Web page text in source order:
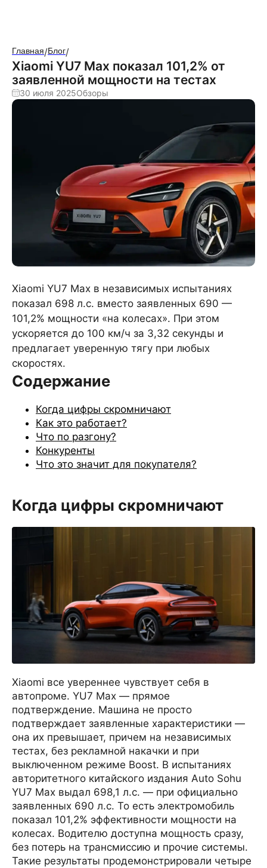
Главная/Блог/
Xiaomi YU7 Max показал 101,2% от
заявленной мощности на тестах
30 июля 2025Обзоры
Xiaomi YU7 Max в независимых испытаниях
показал 698 л.с. вместо заявленных 690 —
101,2% мощности «на колесах». При этом
ускоряется до 100 км/ч за 3,32 секунды и
предлагает уверенную тягу при любых
скоростях.
Содержание
Когда цифры скромничают
Как это работает?
Что по разгону?
Конкуренты
Что это значит для покупателя?
Когда цифры скромничают
Xiaomi все увереннее чувствует себя в
автопроме. YU7 Max — прямое
подтверждение. Машина не просто
подтверждает заявленные характеристики —
она их превышает, причем на независимых
тестах, без рекламной накачки и при
выключенном режиме Boost. В испытаниях
авторитетного китайского издания Auto Sohu
YU7 Max выдал 698,1 л.с. — при официально
заявленных 690 л.с. То есть электромобиль
показал 101,2% эффективности мощности на
колесах. Водителю доступна мощность сразу,
без потерь на трансмиссию и прочие системы.
Такие результаты продемонстрировали четыре